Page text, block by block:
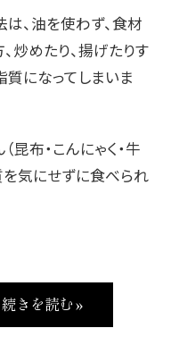
は、油を使わず、食材
炒めたり、揚げたりす
になってしまいま
昆布・こんにゃく・牛
を気にせずに食べられ
続きを読む »